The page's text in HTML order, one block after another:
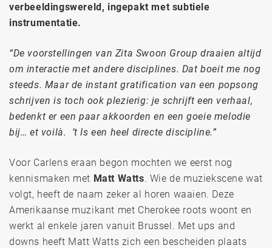
verbeeldingswereld, ingepakt met subtiele
instrumentatie.
“De voorstellingen van Zita Swoon Group draaien altijd
om interactie met andere disciplines. Dat boeit me nog
steeds. Maar de instant gratification van een popsong
schrijven is toch ook plezierig: je schrijft een verhaal,
bedenkt er een paar akkoorden en een goeie melodie
bij… et voilà. ’t Is een heel directe discipline.”
Voor Carlens eraan begon mochten we eerst nog
kennismaken met Matt Watts. Wie de muziekscene wat
volgt, heeft de naam zeker al horen waaien. Deze
Amerikaanse muzikant met Cherokee roots woont en
werkt al enkele jaren vanuit Brussel. Met ups and
downs heeft Matt Watts zich een bescheiden plaats